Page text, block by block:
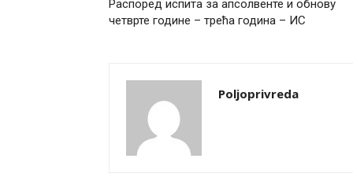
Распоред испита за апсолвенте и обнову
четврте године – трећа година – ИС
Poljoprivreda